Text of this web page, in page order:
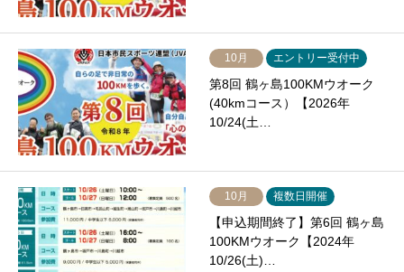
10月 エントリー受付中
第8回 鶴ヶ島100KMウオーク
(40kmコース）【2026年
10/24(土…
10月 複数日開催
【申込期間終了】第6回 鶴ヶ島
100KMウオーク【2024年
10/26(土)…